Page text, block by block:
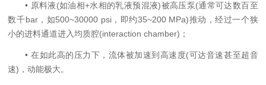
• 原料液(如油相+水相的乳液预混液)被高压泵(通常可达数百至
数千bar，如500~30000 psi，即约35~200 MPa)推动，经过一个狭
小的进料通道进入均质腔(interaction chamber)；
• 在如此高的压力下，流体被加速到高速度(可达音速甚至超音
速)，动能极大。